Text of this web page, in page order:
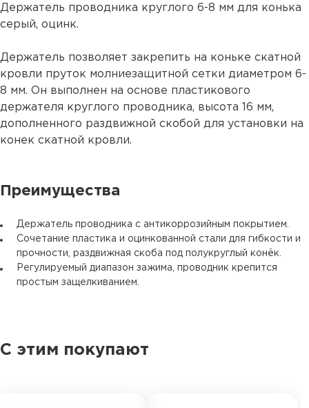
Держатель проводника круглого 6-8 мм для конька
серый, оцинк.
Держатель позволяет закрепить на коньке скатной
кровли пруток молниезащитной сетки диаметром 6-
8 мм. Он выполнен на основе пластикового
держателя круглого проводника, высота 16 мм,
дополненного раздвижной скобой для установки на
конек скатной кровли.
Преимущества
Держатель проводника с антикоррозийным покрытием.
Сочетание пластика и оцинкованной стали для гибкости и
прочности, раздвижная скоба под полукруглый конёк.
Регулируемый диапазон зажима, проводник крепится
простым защелкиванием.
С этим покупают